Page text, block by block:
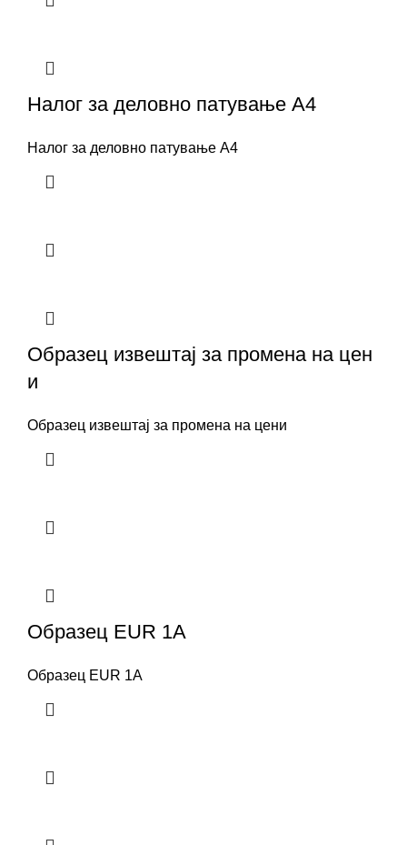
Налог за деловно патување А4
Налог за деловно патување А4
Образец извештај за промена на цен
и
Образец извештај за промена на цени
Образец EUR 1A
Образец EUR 1A